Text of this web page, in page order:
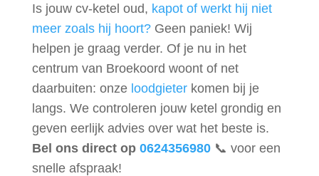
Is jouw cv-ketel oud, kapot of werkt hij niet
meer zoals hij hoort?Geen paniek! Wij
helpen je graag verder. Of je nu in het
centrum van Broekoord woont of net
daarbuiten: onze loodgieterkomen bij je
langs. We controleren jouw ketel grondig en
geven eerlijk advies over wat het beste is.
Bel ons direct op 0624356980📞 voor een
snelle afspraak!